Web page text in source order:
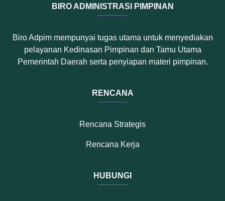
BIRO ADMINISTRASI PIMPINAN
Biro Adpim mempunyai tugas utama untuk menyediakan
pelayanan Kedinasan Pimpinan dan Tamu Utama
Pemerintah Daerah serta penyiapan materi pimpinan.
RENCANA
Rencana Strategis
Rencana Kerja
HUBUNGI